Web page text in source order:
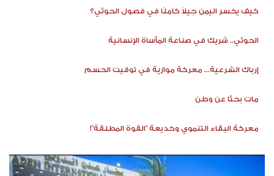
كيف يخسر اليمن جيلاً كاملًا في فصول الحوثي؟
الحوثي.. شريك في صناعة المأساة الإنسانية
إرباك الشرعية... معركة موازية في توقيت الحسم
مات بحثًا عن وطن
معركة البقاء التنموي وخديعة "القوة المطلقة"!